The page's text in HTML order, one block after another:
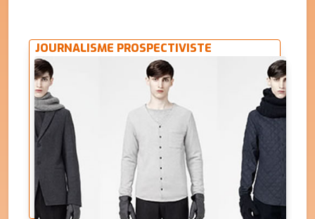
JOURNALISME PROSPECTIVISTE